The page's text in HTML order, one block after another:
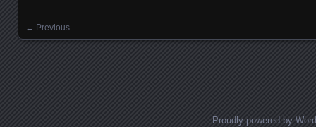
Images navigation
← Previous
Proudly powered by